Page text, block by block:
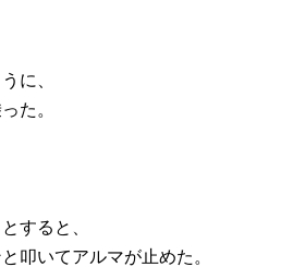
に、
た。
すると、
叩いてアルマが止めた。